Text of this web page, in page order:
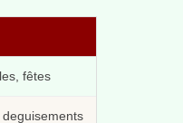
fêtes